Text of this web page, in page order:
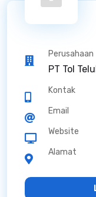
Perusahaan
PT Tol
Kontak
Email
Website
Alamat